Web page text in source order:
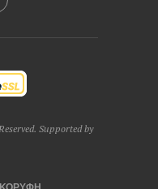
Supported by